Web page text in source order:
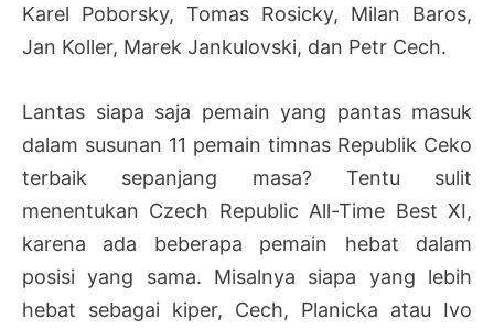
Karel Poborsky, Tomas Rosicky, Milan Baros,
Jan Koller, Marek Jankulovski, dan Petr Cech.
Lantas siapa saja pemain yang pantas masuk
dalam susunan 11 pemain timnas Republik Ceko
terbaik sepanjang masa? Tentu sulit
menentukan Czech Republic All-Time Best XI,
karena ada beberapa pemain hebat dalam
posisi yang sama. Misalnya siapa yang lebih
hebat sebagai kiper, Cech, Planicka atau Ivo